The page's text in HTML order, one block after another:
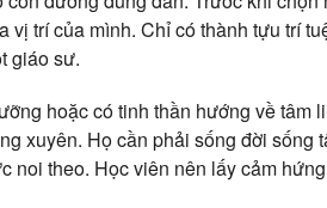
trí của mình. Chỉ có thành tựu trí
giáo sư.
hoặc có tinh thần hướng về tâm
xuyên. Họ cần phải sống đời sống
theo. Học viên nên lấy cảm